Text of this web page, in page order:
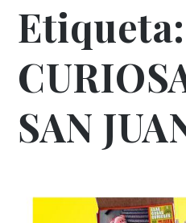
Etiqueta:
SAN